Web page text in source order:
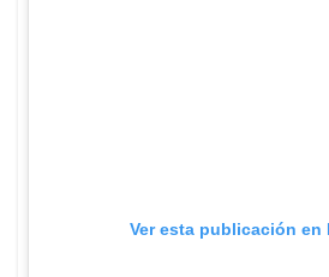
Ver esta publicación en